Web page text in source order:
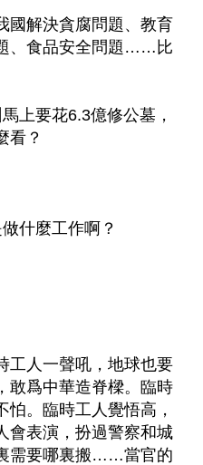
國解決貪腐問題、教育
、食品安全問題……比
上要花6.3億修公墓，
看？
什麼工作啊？
工人一聲吼，地球也要
敢爲中華造脊樑。臨時
怕。臨時工人覺悟高，
會表演，扮過警察和城
需要哪裏搬……當官的